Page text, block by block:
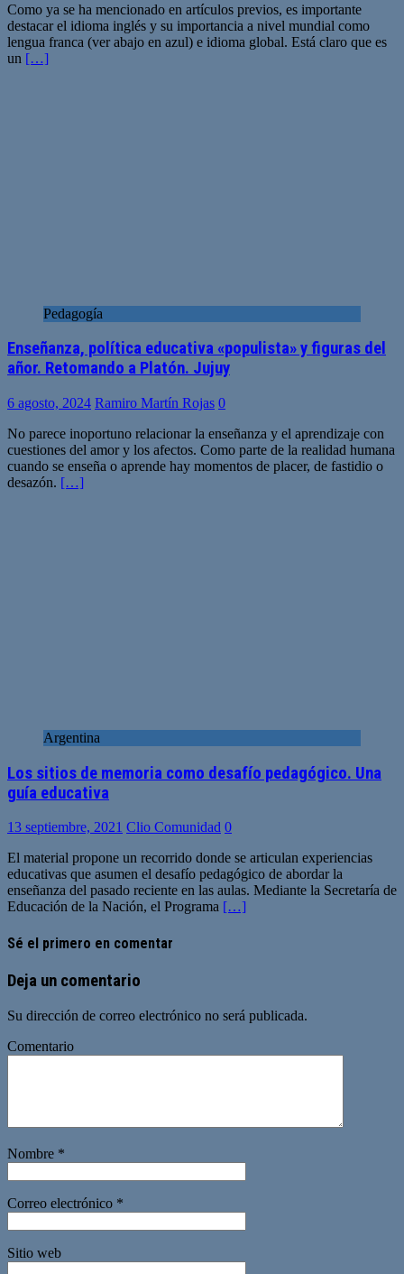
Como ya se ha mencionado en artículos previos, es importante
destacar el idioma inglés y su importancia a nivel mundial como
lengua franca (ver abajo en azul) e idioma global. Está claro que es
un […]
Pedagogía
Enseñanza, política educativa «populista» y figuras del
añor. Retomando a Platón. Jujuy
6 agosto, 2024 Ramiro Martín Rojas 0
No parece inoportuno relacionar la enseñanza y el aprendizaje con
cuestiones del amor y los afectos. Como parte de la realidad humana
cuando se enseña o aprende hay momentos de placer, de fastidio o
desazón. […]
Argentina
Los sitios de memoria como desafío pedagógico. Una
guía educativa
13 septiembre, 2021 Clio Comunidad 0
El material propone un recorrido donde se articulan experiencias
educativas que asumen el desafío pedagógico de abordar la
enseñanza del pasado reciente en las aulas. Mediante la Secretaría de
Educación de la Nación, el Programa […]
Sé el primero en comentar
Deja un comentario
Su dirección de correo electrónico no será publicada.
Comentario
Nombre *
Correo electrónico *
Sitio web